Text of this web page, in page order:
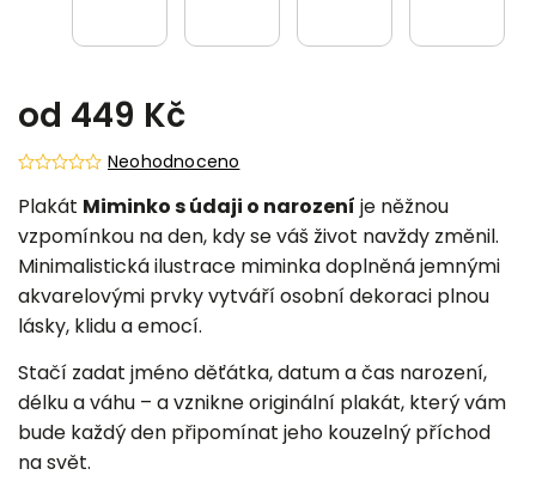
od 449 Kč
Neohodnoceno
Plakát Miminko s údaji o narození je něžnou
vzpomínkou na den, kdy se váš život navždy změnil.
Minimalistická ilustrace miminka doplněná jemnými
akvarelovými prvky vytváří osobní dekoraci plnou
lásky, klidu a emocí.
Stačí zadat jméno děťátka, datum a čas narození,
délku a váhu – a vznikne originální plakát, který vám
bude každý den připomínat jeho kouzelný příchod
na svět.